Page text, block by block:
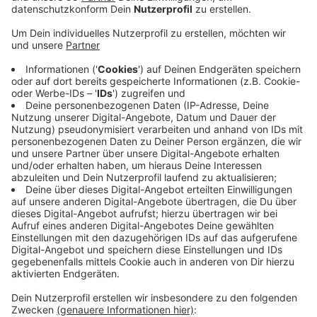
Anzeige
Es sei im Interesse aller, wenn Routen, Prozesse und
Systeme optimiert und aufeinander abgestimmt
würden, so Flughafensprecher Holger Terhorst auf
Anfrage von Antenne Niederrhein. Die Behörde in
Brüssel hatte kürzlich eine entsprechende Verordnung
verabschiedet. Demnach sollen Flugsicherungs-
Organisationen, Airlines und Flughäfen dazu
verpflichtet werden, ihr Flugverkehrsmanagement zu
modernisieren. Unter anderem können Piloten derzeit
nicht immer die direkten Routen nehmen.
Beispielsweise weil Militärgelände umflogen werden
müssen. Das könnte sich durch die EU-Vorlage ändern.
Konkrete Maßnahmen der EU und ein Zeitplan sollen in
der zweiten Jahreshälfte vorgelegt werden.
Anzeige